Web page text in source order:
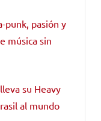
punk, pasión y
música sin
su Heavy
al mundo